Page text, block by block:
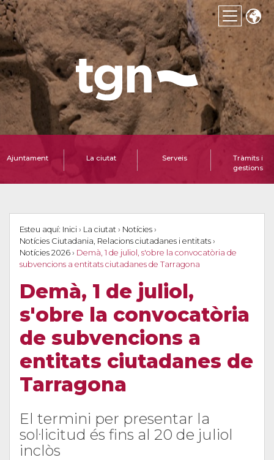
Ajuntament La ciutat Serveis
Tràmits i
gestions
Esteu aquí: Inici › La ciutat › Notícies ›
Notícies Ciutadania, Relacions ciutadanes i entitats ›
Notícies 2026 › Demà, 1 de juliol, s'obre la convocatòria de
subvencions a entitats ciutadanes de Tarragona
Demà, 1 de juliol,
s'obre la convocatòria
de subvencions a
entitats ciutadanes de
Tarragona
El termini per presentar la
sol·licitud és fins al 20 de juliol
inclòs